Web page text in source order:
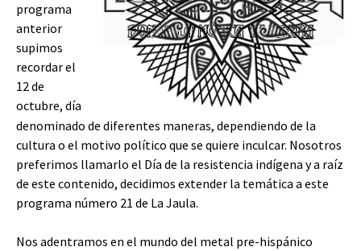
programa
anterior
supimos
recordar el
12 de
octubre, día
denominado de diferentes maneras, dependiendo de la
cultura o el motivo político que se quiere inculcar. Nosotros
preferimos llamarlo el Día de la resistencia indígena y a raíz
de este contenido, decidimos extender la temática a este
programa número 21 de La Jaula.
Nos adentramos en el mundo del metal pre-hispánico